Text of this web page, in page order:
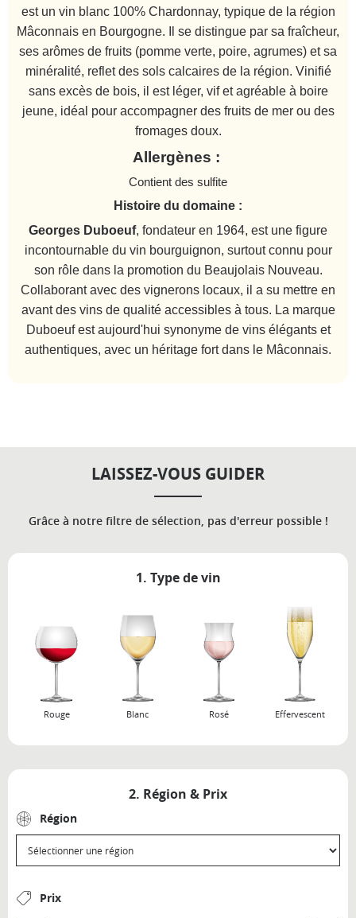
est un vin blanc 100% Chardonnay, typique de la région
Mâconnais en Bourgogne. Il se distingue par sa fraîcheur,
ses arômes de fruits (pomme verte, poire, agrumes) et sa
minéralité, reflet des sols calcaires de la région. Vinifié
sans excès de bois, il est léger, vif et agréable à boire
jeune, idéal pour accompagner des fruits de mer ou des
fromages doux.
Allergènes :
Contient des sulfite
Histoire du domaine :
Georges Duboeuf, fondateur en 1964, est une figure
incontournable du vin bourguignon, surtout connu pour
son rôle dans la promotion du Beaujolais Nouveau.
Collaborant avec des vignerons locaux, il a su mettre en
avant des vins de qualité accessibles à tous. La marque
Duboeuf est aujourd'hui synonyme de vins élégants et
authentiques, avec un héritage fort dans le Mâconnais.
LAISSEZ-VOUS GUIDER
Grâce à notre filtre de sélection, pas d'erreur possible !
1. Type de vin
Rouge Blanc Rosé Effervescent
2. Région & Prix
Région
Prix